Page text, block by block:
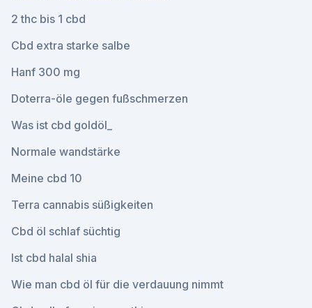
2 thc bis 1 cbd
Cbd extra starke salbe
Hanf 300 mg
Doterra-öle gegen fußschmerzen
Was ist cbd goldöl_
Normale wandstärke
Meine cbd 10
Terra cannabis süßigkeiten
Cbd öl schlaf süchtig
Ist cbd halal shia
Wie man cbd öl für die verdauung nimmt